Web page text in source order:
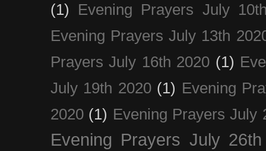
(1)
Evening Prayers July
Evening Prayers July 13th
Prayers July 16th 2020 (1)
July 19th 2020 (1) Evening
2020 (1) Evening Prayers July
Evening Prayers July